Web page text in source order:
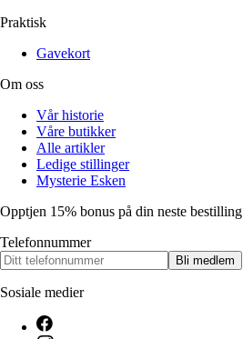
Praktisk
Gavekort
Om oss
Vår historie
Våre butikker
Alle artikler
Ledige stillinger
Mysterie Esken
Opptjen 15% bonus på din neste bestilling
Telefonnummer
Bli medlem
Sosiale medier